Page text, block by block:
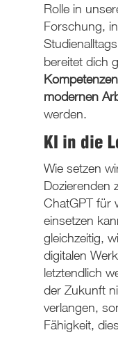
Rolle in
Forschung,
bereitet dich
Kompetenzen
modernen
werden.
KI in die
Wie setzen
Dozierenden
ChatGPT für
einsetzen
gleichzeitig,
digitalen
letztendlich
der Zukunft
verlangen,
Fähigkeit,